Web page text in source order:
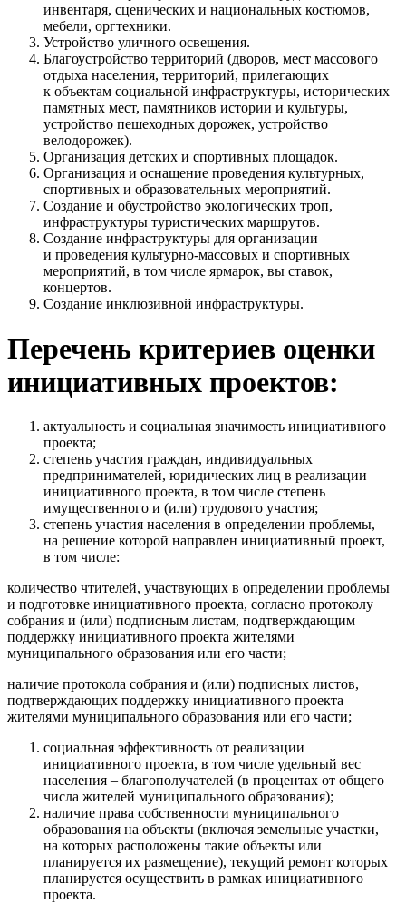
инвентаря, сценических и национальных костюмов,
мебели, оргтехники.
Устройство уличного освещения.
Благоустройство территорий (дворов, мест массового
отдыха населения, территорий, прилегающих
к объектам социальной инфраструктуры, исторических
памятных мест, памятников истории и культуры,
устройство пешеходных дорожек, устройство
велодорожек).
Организация детских и спортивных площадок.
Организация и оснащение проведения культурных,
спортивных и образовательных мероприятий.
Создание и обустройство экологических троп,
инфраструктуры туристических маршрутов.
Создание инфраструктуры для организации
и проведения культурно-массовых и спортивных
мероприятий, в том числе ярмарок, вы ставок,
концертов.
Создание инклюзивной инфраструктуры.
Перечень критериев оценки
инициативных проектов:
актуальность и социальная значимость инициативного
проекта;
степень участия граждан, индивидуальных
предпринимателей, юридических лиц в реализации
инициативного проекта, в том числе степень
имущественного и (или) трудового участия;
степень участия населения в определении проблемы,
на решение которой направлен инициативный проект,
в том числе:
количество чтителей, участвующих в определении проблемы
и подготовке инициативного проекта, согласно протоколу
собрания и (или) подписным листам, подтверждающим
поддержку инициативного проекта жителями
муниципального образования или его части;
наличие протокола собрания и (или) подписных листов,
подтверждающих поддержку инициативного проекта
жителями муниципального образования или его части;
социальная эффективность от реализации
инициативного проекта, в том числе удельный вес
населения – благополучателей (в процентах от общего
числа жителей муниципального образования);
наличие права собственности муниципального
образования на объекты (включая земельные участки,
на которых расположены такие объекты или
планируется их размещение), текущий ремонт которых
планируется осуществить в рамках инициативного
проекта.